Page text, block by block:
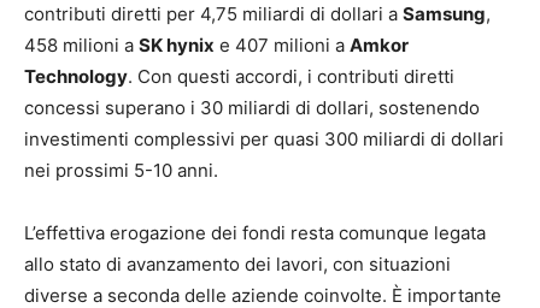
contributi diretti per 4,75 miliardi di dollari a Samsung,
458 milioni a SK hynix e 407 milioni a Amkor
Technology. Con questi accordi, i contributi diretti
concessi superano i 30 miliardi di dollari, sostenendo
investimenti complessivi per quasi 300 miliardi di dollari
nei prossimi 5-10 anni.
L’effettiva erogazione dei fondi resta comunque legata
allo stato di avanzamento dei lavori, con situazioni
diverse a seconda delle aziende coinvolte. È importante